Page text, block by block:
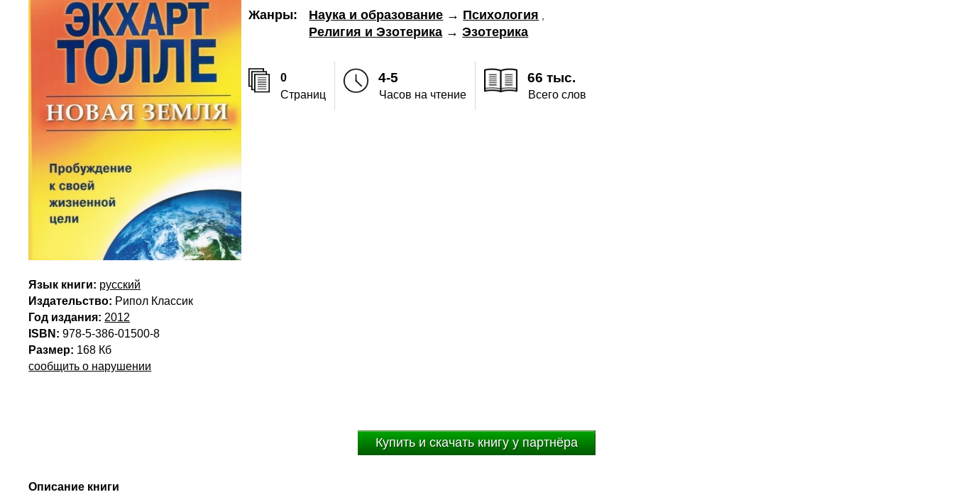
Жанры: Наука и образование → Психология
Религия и Эзотерика →Эзотерика
0
Страниц
4-5
Часов на чтение
66 тыс.
Всего слов
Язык книги: русский
Издательство: Рипол Классик
Год издания: 2012
ISBN: 978-5-386-01500-8
Размер: 168 Кб
сообщить о нарушении
Купить и скачать книгу у партнёра
Описание книги